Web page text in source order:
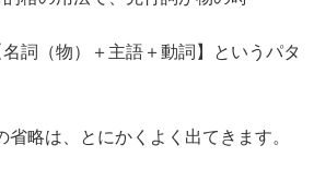
詞（物）＋主語＋動詞】というパタ
省略は、とにかくよく出てきます。